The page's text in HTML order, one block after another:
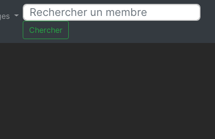
Chercher